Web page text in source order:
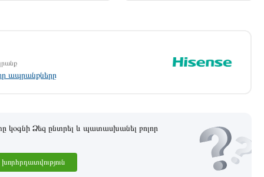
ապրանքները
կօգնի Ձեզ ընտրել և պատասխանել բոլոր